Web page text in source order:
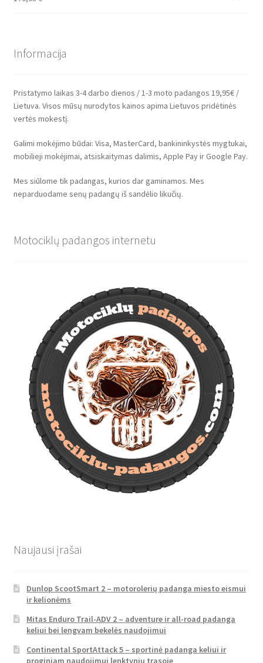
Informacija
Pristatymo laikas 3-4 darbo dienos / 1-3 moto padangos 19,95€ /
Lietuva. Visos mūsų nurodytos kainos apima Lietuvos pridėtinės
vertės mokestį.
Galimi mokėjimo būdai: Visa, MasterCard, bankininkystės mygtukai,
mobilieji mokėjimai, atsiskaitymas dalimis, Apple Pay ir Google Pay.
Mes siūlome tik padangas, kurios dar gaminamos. Mes
neparduodame senų padangų iš sandėlio likučių.
Motociklų padangos internetu
Naujausi įrašai
Dunlop ScootSmart 2 – motorolerių padanga miesto eismui
ir kelionėms
Mitas Enduro Trail-ADV 2 – adventure ir all-road padanga
keliui bei lengvam bekelės naudojimui
Continental SportAttack 5 – sportinė padanga keliui ir
proginiam naudojimui lenktynių trasoje